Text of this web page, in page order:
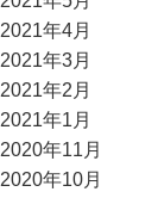
2021年4月
2021年3月
2021年2月
2021年1月
2020年11月
2020年10月